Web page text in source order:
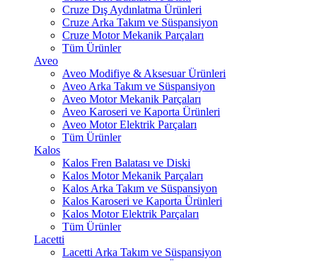
Cruze Dış Aydınlatma Ürünleri
Cruze Arka Takım ve Süspansiyon
Cruze Motor Mekanik Parçaları
Tüm Ürünler
Aveo
Aveo Modifiye & Aksesuar Ürünleri
Aveo Arka Takım ve Süspansiyon
Aveo Motor Mekanik Parçaları
Aveo Karoseri ve Kaporta Ürünleri
Aveo Motor Elektrik Parçaları
Tüm Ürünler
Kalos
Kalos Fren Balatası ve Diski
Kalos Motor Mekanik Parçaları
Kalos Arka Takım ve Süspansiyon
Kalos Karoseri ve Kaporta Ürünleri
Kalos Motor Elektrik Parçaları
Tüm Ürünler
Lacetti
Lacetti Arka Takım ve Süspansiyon